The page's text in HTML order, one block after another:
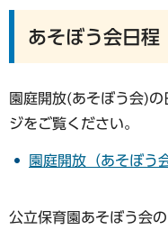
あそぼう会日程
園庭開放(あそぼう会)
ジをご覧ください。
園庭開放（あそぼう
公立保育園あそぼう会